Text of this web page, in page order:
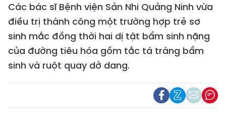
Các bác sĩ Bệnh viện Sản Nhi Quảng Ninh vừa
điều trị thành công một trường hợp trẻ sơ
sinh mắc đồng thời hai dị tật bẩm sinh nặng
của đường tiêu hóa gồm tắc tá tràng bẩm
sinh và ruột quay dở dang.